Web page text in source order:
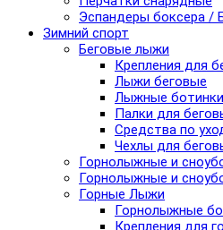
Эспандеры боксера /
Зимний спорт
Беговые лыжи
Крепления для
Лыжи беговые
Лыжные
Палки для
Средства по
Чехлы для
Горнолыжные и
Горнолыжные и
Горные Лыжи
Горнолыжные
Крепления для